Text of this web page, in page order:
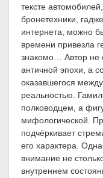
тексте
бронетехники,
интернета, можно
времени привезла
знакомо… Автор не
античной эпохи, а
оказавшегося
реальностью.
полководцем, а
мифологической.
подчёркивает
его характера.
внимание не
внутреннем